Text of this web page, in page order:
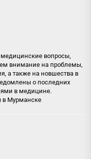
медицинские вопросы,
внимание на проблемы,
а также на новшества в
о последних
в медицине.
в Мурманске